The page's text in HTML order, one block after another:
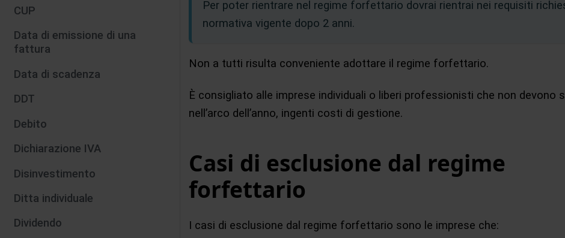
CUP
Data di emissione di una
fattura
Data di scadenza
DDT
Debito
Dichiarazione IVA
Disinvestimento
Ditta individuale
Dividendo
Per poter rientrare nel regime forfettario dovrai rientrai nei requisiti
normativa vigente dopo 2 anni.
Non a tutti risulta conveniente adottare il regime forfettario.
È consigliato alle imprese individuali o liberi professionisti che non devono
nell’arco dell’anno, ingenti costi di gestione.
Casi di esclusione dal regime
forfettario
I casi di esclusione dal regime forfettario sono le imprese che: